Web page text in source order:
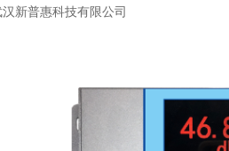
汉新普惠科技有限公司